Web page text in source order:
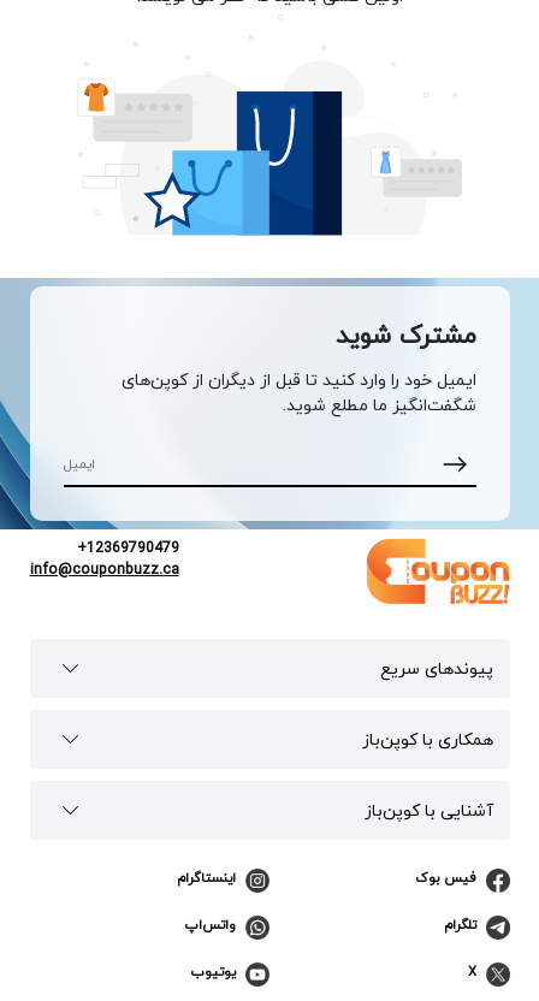
مشترک شوید
ایمیل خود را وارد کنید تا قبل از دیگران از کوپن‌های
شگفت‌انگیز ما مطلع شوید.
+12369790479
info@couponbuzz.ca
پیوند‌های سریع
همکاری با کوپن‌باز
آشنایی با کوپن‌باز
فیس بوک اینستاگرام
تلگرام واتس‌اپ
X یوتیوب